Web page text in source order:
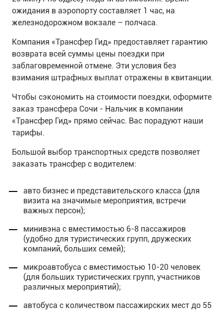
ожидания в аэропорту составляет 1 час, на
железнодорожном вокзале – полчаса.
Компания «Трансфер Гид» предоставляет гарантию
возврата всей суммы цены поездки при
заблаговременной отмене. Эти условия без
взимания штрафных выплат отражены в квитанции.
Чтобы сэкономить на стоимости поездки, оформите
заказ трансфера Сочи - Нальчик в компании
«Трансфер Гид» прямо сейчас. Вас порадуют наши
тарифы.
Большой выбор транспортных средств позволяет
заказать трансфер с водителем:
авто бизнес и представительского класса (для
визита на значимые мероприятия, встречи
важных персон);
минивэна с вместимостью 6-8 пассажиров
(удобно для туристических групп, дружеских
компаний, больших семей);
микроавтобуса с вместимостью 10-20 человек
(для больших туристических групп, участников
различных мероприятий);
автобуса с количеством пассажирских мест до 55